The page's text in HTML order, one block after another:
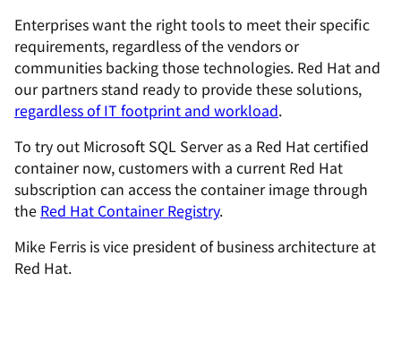
Enterprises want the right tools to meet their specific
requirements, regardless of the vendors or
communities backing those technologies. Red Hat and
our partners stand ready to provide these solutions,
regardless of IT footprint and workload.
To try out Microsoft SQL Server as a Red Hat certified
container now, customers with a current Red Hat
subscription can access the container image through
the Red Hat Container Registry.
Mike Ferris is vice president of business architecture at
Red Hat.